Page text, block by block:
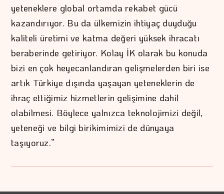
yeteneklere global ortamda rekabet gücü
kazandırıyor. Bu da ülkemizin ihtiyaç duyduğu
kaliteli üretimi ve katma değeri yüksek ihracatı
beraberinde getiriyor. Kolay İK olarak bu konuda
bizi en çok heyecanlandıran gelişmelerden biri ise
artık Türkiye dışında yaşayan yeteneklerin de
ihraç ettiğimiz hizmetlerin gelişimine dahil
olabilmesi. Böylece yalnızca teknolojimizi değil,
yeteneği ve bilgi birikimimizi de dünyaya
taşıyoruz.”